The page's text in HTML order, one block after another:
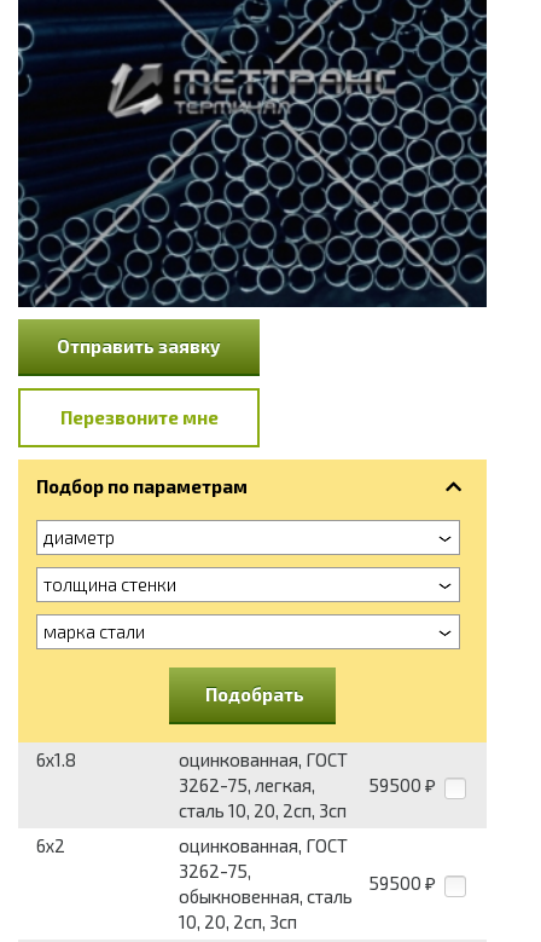
Отправить заявку
Перезвоните мне
Подбор по параметрам
диаметр
толщина стенки
марка стали
Подобрать
6x1.8
оцинкованная, ГОСТ
3262-75, легкая,
сталь 10, 20, 2сп, 3сп
59500 ₽
6x2
оцинкованная, ГОСТ
3262-75,
обыкновенная, сталь
10, 20, 2сп, 3сп
59500 ₽